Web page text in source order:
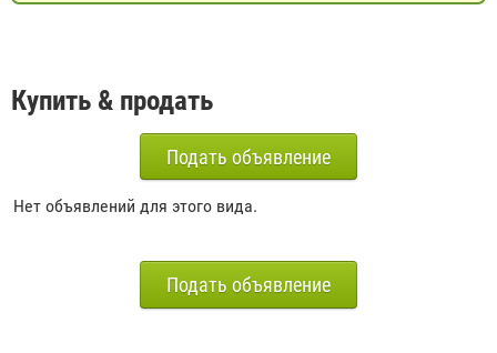
Купить & продать
Подать объявление
Нет объявлений для этого вида.
Подать объявление